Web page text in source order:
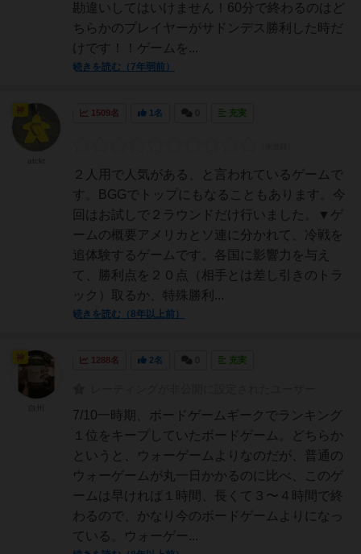
勘違いしてはいけません！60分で終わるのはど
ちらかのプレイヤーがサドンデス勝利した時だ
けです！！ゲームを...
続きを読む（7年弱前）
1509名 1名 充実
２人用で人気がある、と言われているゲームで
す。BGGでトップにもなることもあります。今
回はお試しで２ラウンドだけ行いました。▼ゲ
ームの概要アメリカとソ連に分かれて、冷戦を
追体験するゲームです。各国に影響力を与え
て、勝利点を２０点（相手とは差し引きのトラ
ック）取るか、特殊勝利...
続きを読む（8年以上前）
1288名 2名 充実
7/10一時期、ボードゲームギークでランキング
１位をキープしていたボードゲーム。どちらか
というと、ウォーゲームよりなのだが、普通の
ウォーゲームが丸一日かかるのに比べ、このゲ
ームは早ければ１時間、長くて３〜４時間で終
わるので、かなり今のボードゲームよりになっ
ている。ウォーゲー...